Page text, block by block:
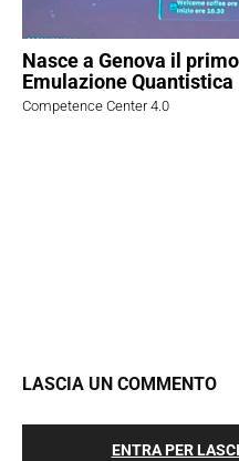
Nasce a Genova il
Emulazione Quantistica
Competence Center 4.0
LASCIA UN COMMENTO
ENTRA PER